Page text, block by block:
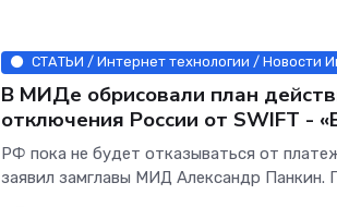
СТАТЬИ / Интернет технологии / Новости
В МИДе обрисовали план
отключения России от SWIFT -
РФ пока не будет отказываться от
заявил замглавы МИД Александр Панкин.